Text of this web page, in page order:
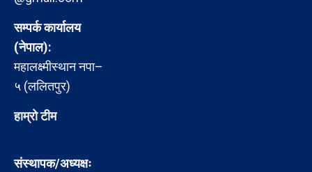
सम्पर्क कार्यालय
(नेपाल):
महालक्ष्मीस्थान नपा–
५ (ललितपुर)
हाम्रो टीम
संस्थापक/अध्यक्षः